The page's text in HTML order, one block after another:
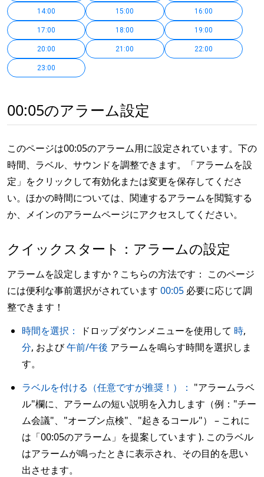
14:00 15:00 16:00
17:00 18:00 19:00
20:00 21:00 22:00
23:00
00:05のアラーム設定
このページは00:05のアラーム用に設定されています。下の
時間、ラベル、サウンドを調整できます。「アラームを設
定」をクリックして有効化または変更を保存してくださ
い。ほかの時間については、関連するアラームを閲覧する
か、メインのアラームページにアクセスしてください。
クイックスタート：アラームの設定
アラームを設定しますか？こちらの方法です： このページ
には便利な事前選択がされています 00:05 必要に応じて調
整できます！
時間を選択：
ドロップダウンメニューを使用して 時,
分, および午前/午後 アラームを鳴らす時間を選択しま
す。
ラベルを付ける（任意ですが推奨！）： "アラームラベ
ル"欄に、アラームの短い説明を入力します（例："チー
ム会議"、"オーブン点検"、"起きるコール"） – これに
は「00:05のアラーム」を提案しています ). このラベル
はアラームが鳴ったときに表示され、その目的を思い
出させます。